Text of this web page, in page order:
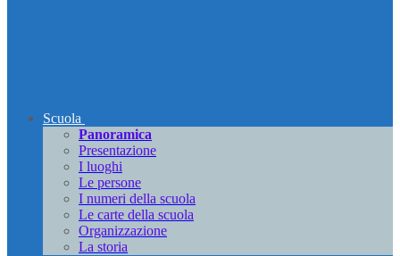
Scuola
Panoramica
Presentazione
I luoghi
Le persone
I numeri della scuola
Le carte della scuola
Organizzazione
La storia